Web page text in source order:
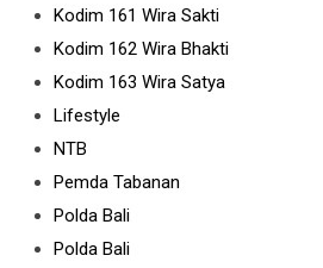
Kodim 161 Wira Sakti
Kodim 162 Wira Bhakti
Kodim 163 Wira Satya
Lifestyle
NTB
Pemda Tabanan
Polda Bali
Polda Bali